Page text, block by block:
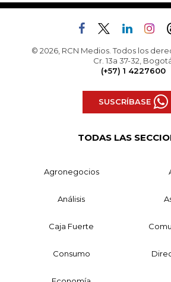
© 2026, RCN Medios. Todos los
Cr. 13a 37-32,
(+57) 1 4227600
SUSCRÍBASE
TODAS LAS
Agronegocios
Análisis
Caja Fuerte
Consumo